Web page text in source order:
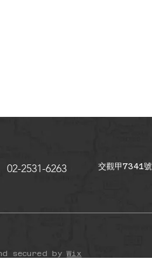
2531-6263 交觀甲7341號
secured byWix